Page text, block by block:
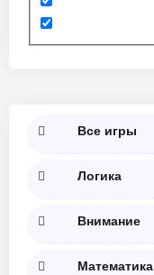
Все игры
Логика
Внимание
Математика